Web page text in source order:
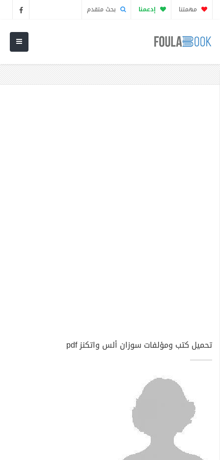
مهمتنا إدعمنا بحث متقدم
تحميل كتب ومؤلفات سوزان ألس واتكنز pdf